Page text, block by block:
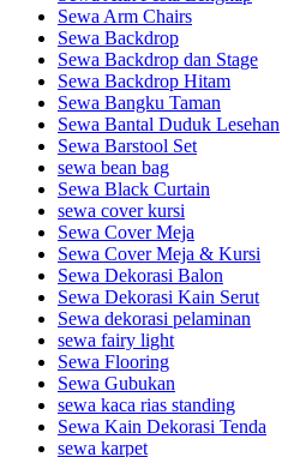
Sewa Arm Chairs
Sewa Backdrop
Sewa Backdrop dan Stage
Sewa Backdrop Hitam
Sewa Bangku Taman
Sewa Bantal Duduk Lesehan
Sewa Barstool Set
sewa bean bag
Sewa Black Curtain
sewa cover kursi
Sewa Cover Meja
Sewa Cover Meja & Kursi
Sewa Dekorasi Balon
Sewa Dekorasi Kain Serut
Sewa dekorasi pelaminan
sewa fairy light
Sewa Flooring
Sewa Gubukan
sewa kaca rias standing
Sewa Kain Dekorasi Tenda
sewa karpet